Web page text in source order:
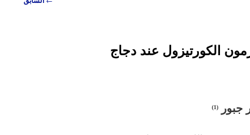
الكورتيزول عند دجاج
جبور(1)